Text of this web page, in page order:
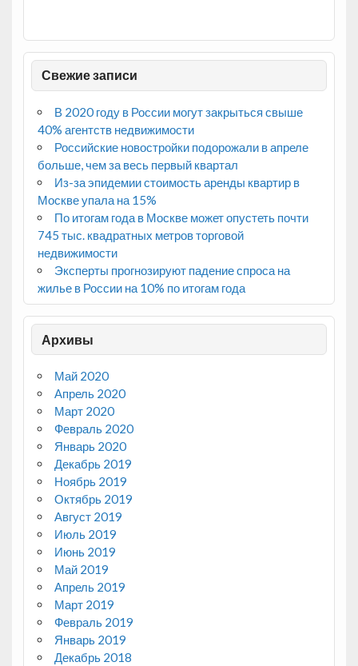
Свежие записи
В 2020 году в России могут закрыться свыше
40% агентств недвижимости
Российские новостройки подорожали в апреле
больше, чем за весь первый квартал
Из-за эпидемии стоимость аренды квартир в
Москве упала на 15%
По итогам года в Москве может опустеть почти
745 тыс. квадратных метров торговой
недвижимости
Эксперты прогнозируют падение спроса на
жилье в России на 10% по итогам года
Архивы
Май 2020
Апрель 2020
Март 2020
Февраль 2020
Январь 2020
Декабрь 2019
Ноябрь 2019
Октябрь 2019
Август 2019
Июль 2019
Июнь 2019
Май 2019
Апрель 2019
Март 2019
Февраль 2019
Январь 2019
Декабрь 2018